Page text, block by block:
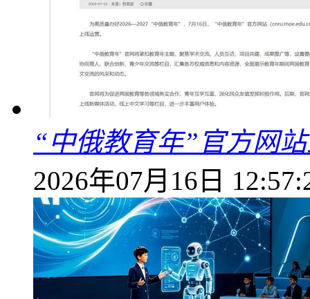
“中俄教育年”官方网
2026年07月16日